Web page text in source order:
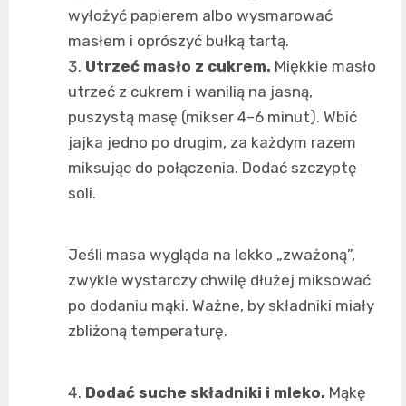
wyłożyć papierem albo wysmarować
masłem i oprószyć bułką tartą.
Utrzeć masło z cukrem. Miękkie masło
utrzeć z cukrem i wanilią na jasną,
puszystą masę (mikser 4–6 minut). Wbić
jajka jedno po drugim, za każdym razem
miksując do połączenia. Dodać szczyptę
soli.
Jeśli masa wygląda na lekko „zważoną”,
zwykle wystarczy chwilę dłużej miksować
po dodaniu mąki. Ważne, by składniki miały
zbliżoną temperaturę.
Dodać suche składniki i mleko. Mąkę